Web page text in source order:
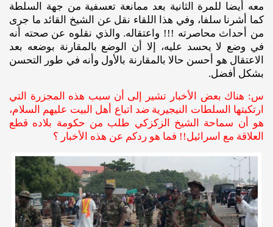
معه أيضا للمرة الثانية بعد ممانعة تعسفية من جهة السلطة
كما أشرنا سلفا، وفي هذا اللقاء نقل عن الشيخ القائد ما جرى
من أحداث محاصرته !!! واعتقاله. والذي نقلوه عن صحته أنه
في وضع لا يحسد عليه، إلا أن الوضع بالمقارنة بوضعه بعد
الاعتقال هو أحسن حالا بالمقارنة بالأول وأنه في طور التحسن
بشكل أفضل.
س: هناك بعض الأخبار تشير إلى أن سبب هذه المجزرة التي
ارتكبتها السلطات النيجيرية ضد اتباع أهل البيت عليهم السلام،
هو أن سماحة الشيخ الزكزكي طلب من حكومة بلاده قطع
العلاقة مع اسرائيل!! فما هو ردكم عن هذه الأخبار ؟